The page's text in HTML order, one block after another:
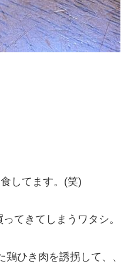
してます。(笑)
てきてしまうワタシ。
ひき肉を誘拐して、、